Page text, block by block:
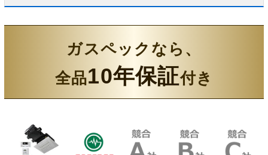
ガスペックなら、
全品10年保証付き